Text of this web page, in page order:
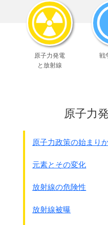
正式には軍事手票と言われ
日本では西南の役の時に
西郷隆盛の軍隊が発行した
第2次世界大戦では交戦国
戦後も沖縄ではアメリカに
｢B円｣という軍票が使われ
原子力発電
と放射線
戦
原子力
原子力政策の始まり
元素とその変化
放射線の危険性
放射線被曝